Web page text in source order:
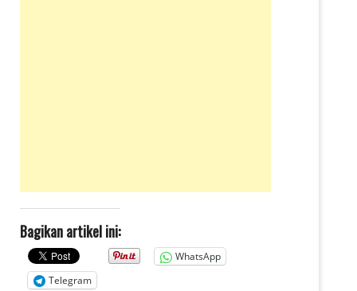
Bagikan artikel ini:
WhatsApp
Telegram